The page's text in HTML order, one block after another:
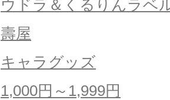
ウドラ＆くるりんラベ
壽屋
キャラグッズ
1,000円～1,999円